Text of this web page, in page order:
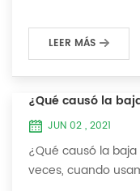
LEER MÁS
¿Qué causó la
JUN 02 , 2021
¿Qué causó la
veces, cuando